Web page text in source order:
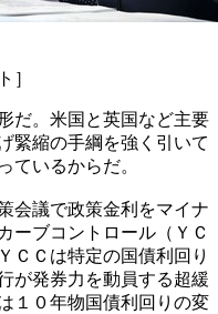
］
だ。米国と英国など主要
緊縮の手綱を強く引いて
ているからだ。
会議で政策金利をマイナ
ーブコントロール（ＹＣ
ＣＣは特定の国債利回り
が発券力を動員する超緩
１０年物国債利回りの変